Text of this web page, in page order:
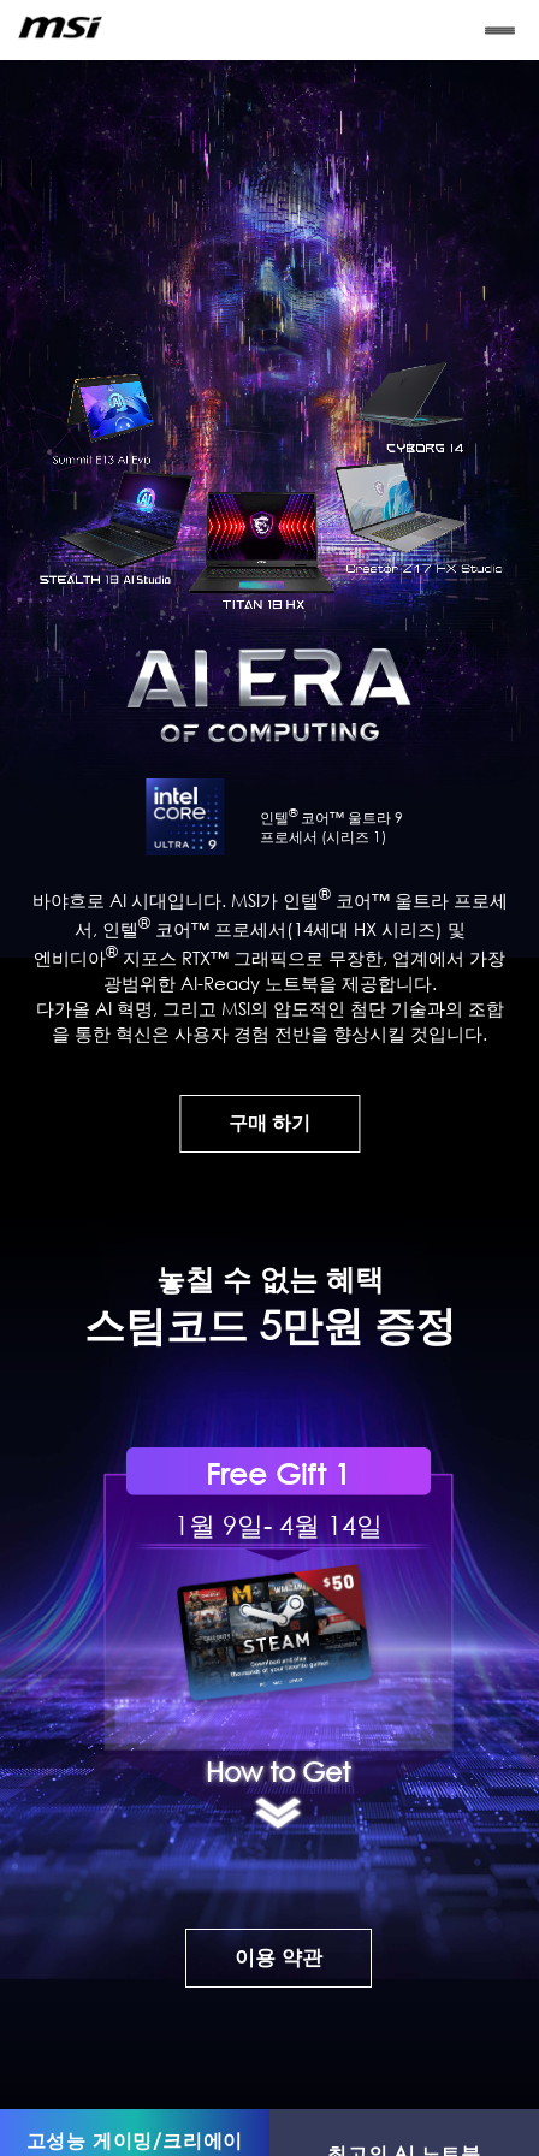
인텔®코어™ 울트라 9
프로세서 (시리즈 1)
바야흐로 AI 시대입니다. MSI가 인텔®코어™ 울트라 프로세
서, 인텔®코어™ 프로세서(14세대 HX 시리즈) 및
엔비디아® 지포스 RTX™ 그래픽으로 무장한, 업계에서 가장
광범위한 AI-Ready 노트북을 제공합니다.
다가올 AI 혁명, 그리고 MSI의 압도적인 첨단 기술과의 조합
을 통한 혁신은 사용자 경험 전반을 향상시킬 것입니다.
구매 하기
놓칠 수 없는 혜택
스팀코드 5만원 증정
Free Gift 1
1월 9일- 4월 14일
How to Get
이용 약관
고성능 게이밍/크리에이